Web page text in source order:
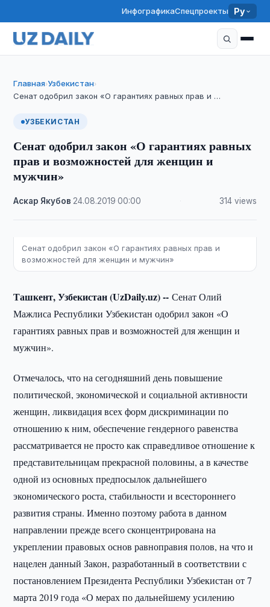
ИнфографикаСпецпроекты Ру
Главная›Узбекистан›
Сенат одобрил закон «О гарантиях равных прав и …
УЗБЕКИСТАН
Сенат одобрил закон «О гарантиях равных
прав и возможностей для женщин и
мужчин»
Аскар Якубов 24.08.2019 ·00:00 314 views
Сенат одобрил закон «О гарантиях равных прав и
возможностей для женщин и мужчин»
Ташкент, Узбекистан (UzDaily.uz) --Сенат Олий
Мажлиса Республики Узбекистан одобрил закон «О
гарантиях равных прав и возможностей для женщин и
мужчин».
Отмечалось, что на сегодняшний день повышение
политической, экономической и социальной активности
женщин, ликвидация всех форм дискриминации по
отношению к ним, обеспечение гендерного равенства
рассматривается не просто как справедливое отношение к
представительницам прекрасной половины, а в качестве
одной из основных предпосылок дальнейшего
экономического роста, стабильности и всестороннего
развития страны. Именно поэтому работа в данном
направлении прежде всего сконцентрирована на
укреплении правовых основ равноправия полов, на что и
нацелен данный Закон, разработанный в соответствии с
постановлением Президента Республики Узбекистан от 7
марта 2019 года «О мерах по дальнейшему усилению